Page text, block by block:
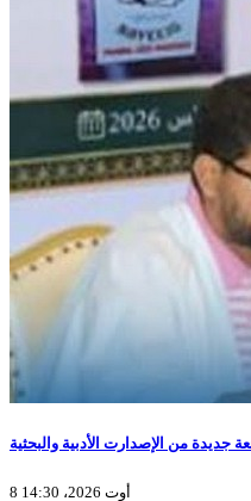
جديدة من الإصدارت الأدبية والبحثية
8 أوت 2026، 14:30